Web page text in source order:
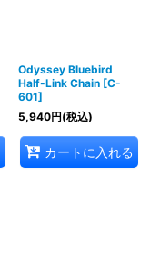
Odyssey Bluebird
Half-Link Chain [C-
601]
5,940円(税込)
カートに入れる